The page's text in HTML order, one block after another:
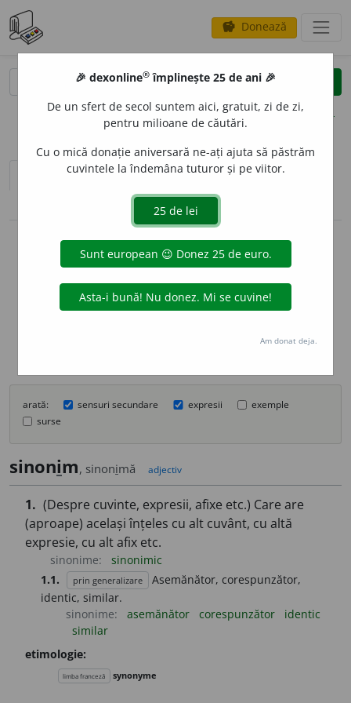
savings Donează
clear
opțiuni
sinteza definițiilor (1) definiții (13)
declinări
pronunție (15)
info
Aceste definiții sunt compilate de
echipa dexonline. Definițiile
originale se află pe filadefiniții.
Puteți reordona filele pe pagina de
arată: sensuri secundare expresii
exemple
surse
sinonim, sinonimă adjectiv
1. (Despre cuvinte, expresii, afixe etc.) Care are
(aproape) același înțeles cu alt cuvânt, cu altă
expresie, cu alt afix etc.
sinonime:
sinonimic
1.1.
prin generalizare
Asemănător, corespunzător,
identic, similar.
sinonime:
asemănător corespunzător
identic
similar
etimologie:
limba franceză synonyme
🎉 dexonline® împlinește 25 de ani 🎉
De un sfert de secol suntem aici, gratuit, zi de zi,
pentru milioane de căutări.
Cu o mică donație aniversară ne-ați ajuta să păstrăm
cuvintele la îndemâna tuturor și pe viitor.
Am donat deja.